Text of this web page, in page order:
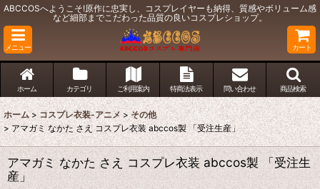
ABCCOSへようこそ!原作に忠実し、コスプレイヤーも納得、質感やボリューム感
など細部までこだわった品質の良いコスプレショップ。
メニュー カート
ホーム カテゴリ ご利用案内 特商法表示 問い合わせ 商品検索
ホーム > コスプレ衣装-アニメ > その他
> アマガミ なかた さえ コスプレ衣装 abccos製 「受注生産」
アマガミ なかた さえ コスプレ衣装 abccos製 「受注生
産」